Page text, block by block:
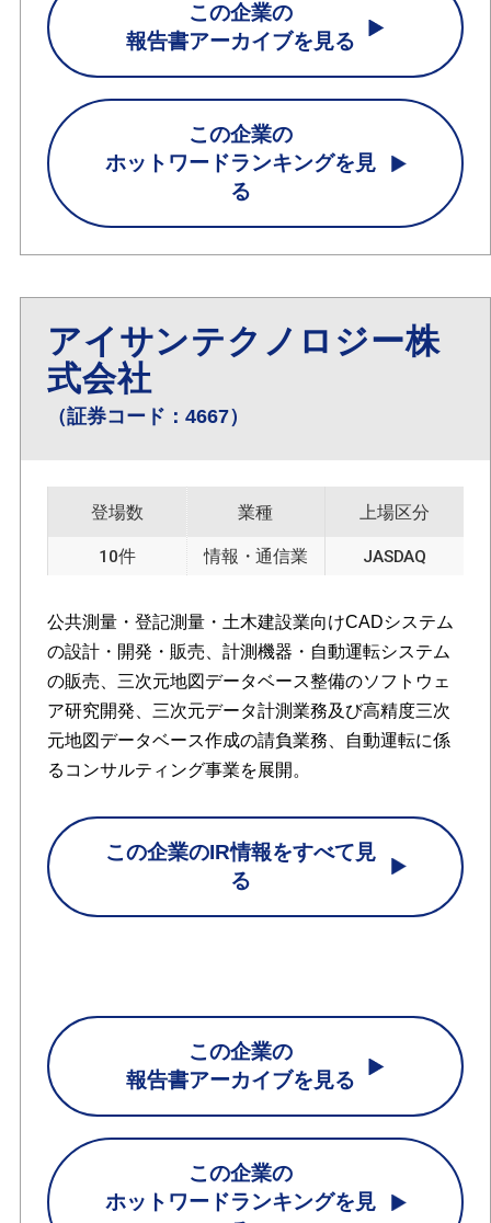
この企業の
報告書アーカイブを見る
この企業の
ホットワードランキングを見
る
アイサンテクノロジー株
式会社
（証券コード：4667）
登場数
10件
業種
情報・通信業
上場区分
JASDAQ
公共測量・登記測量・土木建設業向けCADシステム
の設計・開発・販売、計測機器・自動運転システム
の販売、三次元地図データベース整備のソフトウェ
ア研究開発、三次元データ計測業務及び高精度三次
元地図データベース作成の請負業務、自動運転に係
るコンサルティング事業を展開。
この企業のIR情報をすべて見
る
この企業の
報告書アーカイブを見る
この企業の
ホットワードランキングを見